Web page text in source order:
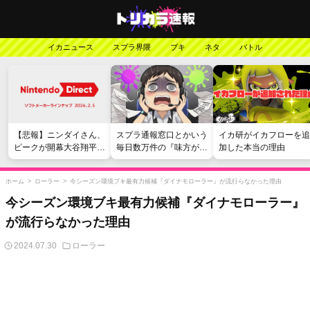
イカニュース スプラ界隈 ブキ ネタ バトル
【悲報】ニンダイさん、
ピークが開幕大谷翔平の
がっかりダイレクトだっ
たと言われてしまう
スプラ通報窓口とかいう
毎日数万件の『味方が弱
い』愚痴を読まされる苦
行
イカ研がイカフローを追
加した本当の理由
ホーム > ローラー > 今シーズン環境ブキ最有力候補『ダイナモローラー』が流行らなかった理由
今シーズン環境ブキ最有力候補『ダイナモローラー』
が流行らなかった理由
2024.07.30 ローラー